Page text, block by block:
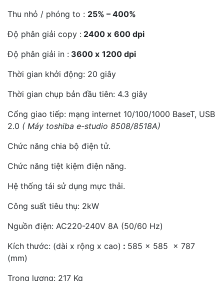
Thu nhỏ / phóng to : 25% – 400%
Độ phân giải copy : 2400 x 600 dpi
Độ phân giải in : 3600 x 1200 dpi
Thời gian khởi động: 20 giây
Thời gian chụp bản đầu tiên: 4.3 giây
Cổng giao tiếp: mạng internet 10/100/1000 BaseT, USB
2.0 ( Máy toshiba e-studio 8508/8518A)
Chức năng chia bộ điện tử.
Chức năng tiệt kiệm điện năng.
Hệ thống tái sử dụng mực thải.
Công suất tiêu thụ: 2kW
Nguồn điện: AC220-240V 8A (50/60 Hz)
Kích thước: (dài x rộng x cao) : 585 x 585 x 787
(mm)
Trọng lượng: 217 Kg